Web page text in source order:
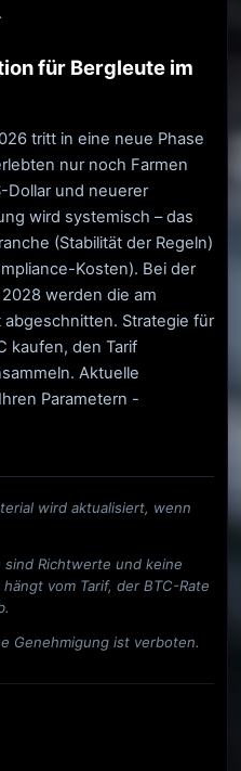
.
für Bergleute im
tritt in eine neue Phase
nur noch Farmen
Dollar und neuerer
wird systemisch – das
(Stabilität der Regeln)
Kosten). Bei der
werden die am
Strategie für
kaufen, den Tarif
Aktuelle
Parametern -
wird aktualisiert, wenn
sind Richtwerte und keine
vom Tarif, der BTC-Rate
Genehmigung ist verboten.